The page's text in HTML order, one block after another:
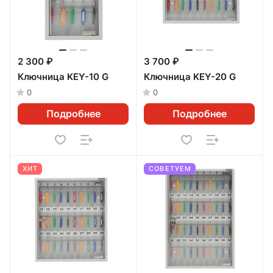
2 300 ₽
Ключница KEY-10 G
0
Подробнее
3 700 ₽
Ключница KEY-20 G
0
Подробнее
ХИТ СОВЕТУЕМ